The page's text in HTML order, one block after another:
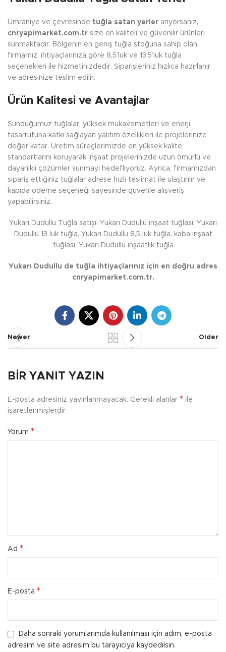
Ümraniye ve çevresinde tuğla satan yerler arıyorsanız,
cnryapimarket.com.tr size en kaliteli ve güvenilir ürünleri
sunmaktadır. Bölgenin en geniş tuğla stoğuna sahip olan
firmamız, ihtiyaçlarınıza göre 8,5’luk ve 13,5’luk tuğla
seçenekleri ile hizmetinizdedir. Siparişleriniz hızlıca hazırlanır
ve adresinize teslim edilir.
Ürün Kalitesi ve Avantajlar
Sunduğumuz tuğlalar, yüksek mukavemetleri ve enerji
tasarrufuna katkı sağlayan yalıtım özellikleri ile projelerinize
değer katar. Üretim süreçlerimizde en yüksek kalite
standartlarını koruyarak inşaat projelerinizde uzun ömürlü ve
dayanıklı çözümler sunmayı hedefliyoruz. Ayrıca, firmamızdan
sipariş ettiğiniz tuğlalar adrese hızlı teslimat ile ulaştırılır ve
kapıda ödeme seçeneği sayesinde güvenle alışveriş
yapabilirsiniz.
Yukarı Dudullu Tuğla satışı, Yukarı Dudullu inşaat tuğlası, Yukarı
Dudullu 13 luk tuğla, Yukarı Dudullu 8,5 luk tuğla, kaba inşaat
tuğlası, Yukarı Dudullu inşaatlık tuğla
Yukarı Dudullu de tuğla ihtiyaçlarınız için en doğru adres
cnryapimarket.com.tr.
Newer Older
BIR YANIT YAZIN
E-posta adresiniz yayınlanmayacak. Gerekli alanlar * ile
işaretlenmişlerdir
Yorum *
Ad *
E-posta *
Daha sonraki yorumlarımda kullanılması için adım, e-posta
adresim ve site adresim bu tarayıcıya kaydedilsin.